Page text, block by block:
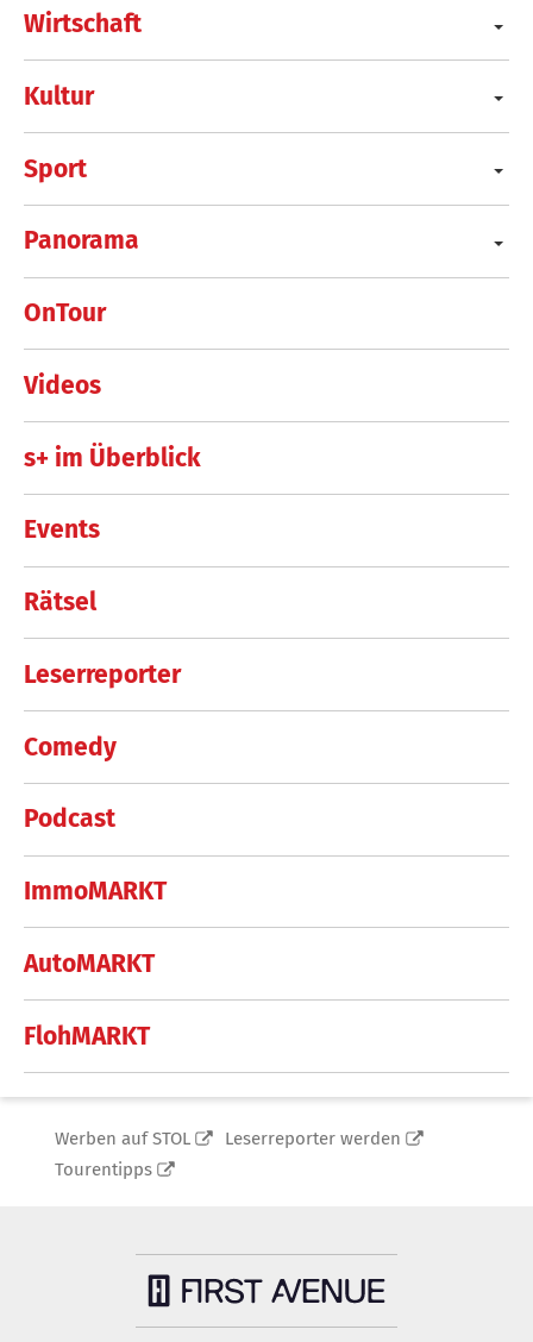
Wirtschaft
Kultur
Sport
Panorama
OnTour
Videos
s+ im Überblick
Events
Rätsel
Leserreporter
Comedy
Podcast
ImmoMARKT
AutoMARKT
FlohMARKT
Werben auf STOL
Leserreporter werden
Tourentipps